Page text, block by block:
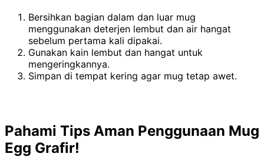
Bersihkan bagian dalam dan luar mug
menggunakan deterjen lembut dan air hangat
sebelum pertama kali dipakai.
Gunakan kain lembut dan hangat untuk
mengeringkannya.
Simpan di tempat kering agar mug tetap awet.
Pahami Tips Aman Penggunaan Mug
Egg Grafir!